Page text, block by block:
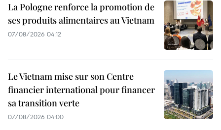
La Pologne renforce la promotion de
ses produits alimentaires au Vietnam
07/08/2026 04:12
Le Vietnam mise sur son Centre
financier international pour financer
sa transition verte
07/08/2026 04:00